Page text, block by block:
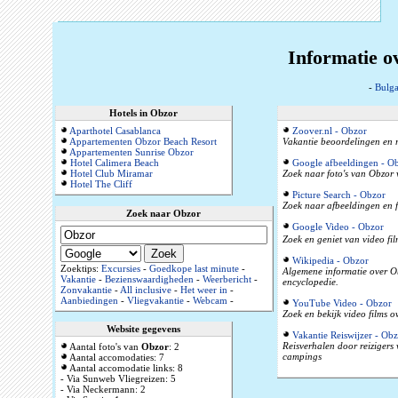
Informatie
-
Hotels in Obzor
Aparthotel Casablanca
Appartementen Obzor Beach Resort
Appartementen Sunrise Obzor
Hotel Calimera Beach
Hotel Club Miramar
Hotel The Cliff
Zoek naar Obzor
Zoektips: Excursies- Goedkope last minute-
Vakantie- Bezienswaardigheden- Weerbericht-
Zonvakantie-All inclusive- Het weer in-
Aanbiedingen- Vliegvakantie- Webcam-
Website gegevens
Aantal foto's van Obzor: 2
Aantal accomodaties: 7
Aantal accomodatie links: 8
- Via Sunweb Vliegreizen: 5
- Via Neckermann: 2
Zoover.nl - Obzor
Vakantie beoordelingen en
Google afbeeldingen -
Zoek naar foto's van
Picture Search - Obzor
Zoek naar afbeeldingen en
Google Video - Obzor
Zoek en geniet van video
Wikipedia - Obzor
Algemene informatie over
encyclopedie.
YouTube Video - Obzor
Zoek en bekijk video films
Vakantie Reiswijzer -
Reisverhalen door reizigers
campings